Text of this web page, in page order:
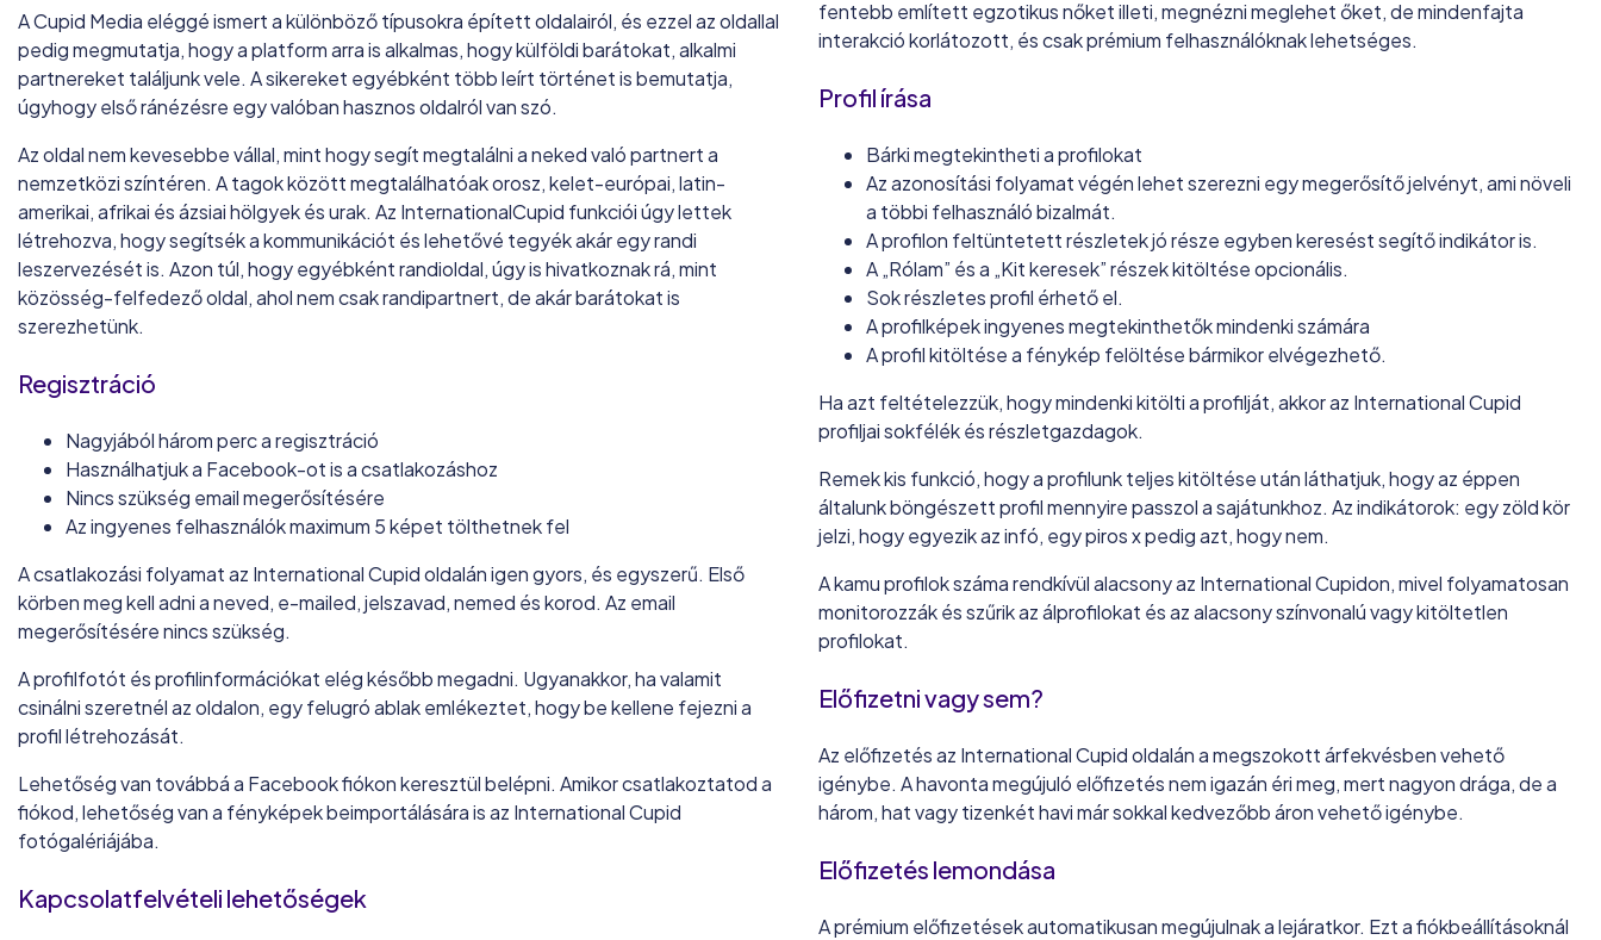
A Cupid Media eléggé ismert a különböző típusokra épített oldalairól, és ezzel az oldallal
pedig megmutatja, hogy a platform arra is alkalmas, hogy külföldi barátokat, alkalmi
partnereket találjunk vele. A sikereket egyébként több leírt történet is bemutatja,
úgyhogy első ránézésre egy valóban hasznos oldalról van szó.
Az oldal nem kevesebbe vállal, mint hogy segít megtalálni a neked való partnert a
nemzetközi színtéren. A tagok között megtalálhatóak orosz, kelet-európai, latin-
amerikai, afrikai és ázsiai hölgyek és urak. Az InternationalCupid funkciói úgy lettek
létrehozva, hogy segítsék a kommunikációt és lehetővé tegyék akár egy randi
leszervezését is. Azon túl, hogy egyébként randioldal, úgy is hivatkoznak rá, mint
közösség-felfedező oldal, ahol nem csak randipartnert, de akár barátokat is
szerezhetünk.
Regisztráció
Nagyjából három perc a regisztráció
Használhatjuk a Facebook-ot is a csatlakozáshoz
Nincs szükség email megerősítésére
Az ingyenes felhasználók maximum 5 képet tölthetnek fel
A csatlakozási folyamat az International Cupid oldalán igen gyors, és egyszerű. Első
körben meg kell adni a neved, e-mailed, jelszavad, nemed és korod. Az email
megerősítésére nincs szükség.
A profilfotót és profilinformációkat elég később megadni. Ugyanakkor, ha valamit
csinálni szeretnél az oldalon, egy felugró ablak emlékeztet, hogy be kellene fejezni a
profil létrehozását.
Lehetőség van továbbá a Facebook fiókon keresztül belépni. Amikor csatlakoztatod a
fiókod, lehetőség van a fényképek beimportálására is az International Cupid
fotógalériájába.
Kapcsolatfelvételi lehetőségek
fentebb említett egzotikus nőket illeti, megnézni meglehet őket, de mindenfajta
interakció korlátozott, és csak prémium felhasználóknak lehetséges.
Profil írása
Bárki megtekintheti a profilokat
Az azonosítási folyamat végén lehet szerezni egy megerősítő jelvényt, ami növeli
a többi felhasználó bizalmát.
A profilon feltüntetett részletek jó része egyben keresést segítő indikátor is.
A „Rólam” és a „Kit keresek” részek kitöltése opcionális.
Sok részletes profil érhető el.
A profilképek ingyenes megtekinthetők mindenki számára
A profil kitöltése a fénykép felöltése bármikor elvégezhető.
Ha azt feltételezzük, hogy mindenki kitölti a profilját, akkor az International Cupid
profiljai sokfélék és részletgazdagok.
Remek kis funkció, hogy a profilunk teljes kitöltése után láthatjuk, hogy az éppen
általunk böngészett profil mennyire passzol a sajátunkhoz. Az indikátorok: egy zöld kör
jelzi, hogy egyezik az infó, egy piros x pedig azt, hogy nem.
A kamu profilok száma rendkívül alacsony az International Cupidon, mivel folyamatosan
monitorozzák és szűrik az álprofilokat és az alacsony színvonalú vagy kitöltetlen
profilokat.
Előfizetni vagy sem?
Az előfizetés az International Cupid oldalán a megszokott árfekvésben vehető
igénybe. A havonta megújuló előfizetés nem igazán éri meg, mert nagyon drága, de a
három, hat vagy tizenkét havi már sokkal kedvezőbb áron vehető igénybe.
Előfizetés lemondása
A prémium előfizetések automatikusan megújulnak a lejáratkor. Ezt a fiókbeállításoknál